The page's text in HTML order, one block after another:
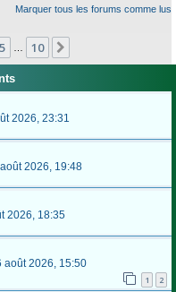
Marquer tous les forums comme lus
5 10
2026, 23:31
2026, 19:48
2026, 18:35
août 2026, 15:50
1 2